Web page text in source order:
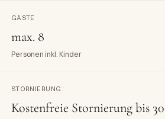
GÄSTE
max. 8
Personen inkl. Kinder
STORNIERUNG
Kostenfreie Stornierung bis